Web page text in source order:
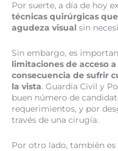
Por suerte, a día de hoy
técnicas quirúrgicas
agudeza visual sin
Sin embargo, es
limitaciones de acceso
consecuencia de sufrir
la vista. Guardia Civil y
buen número de
requerimientos, y por
través de una cirugía.
Por otro lado, también